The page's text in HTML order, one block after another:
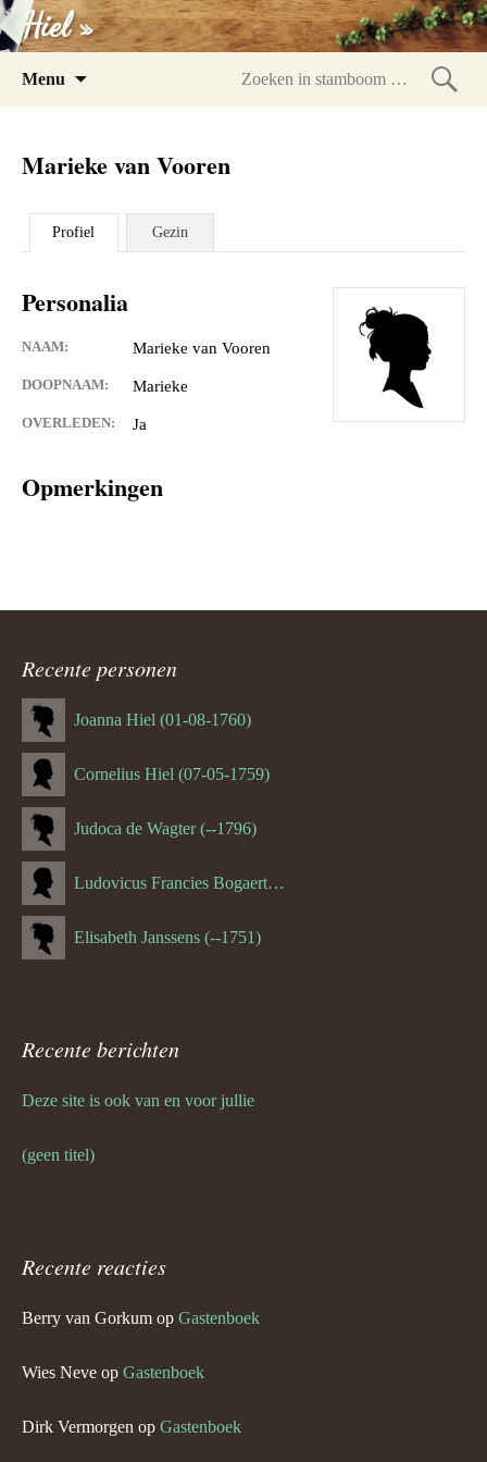
Hiel »
Menu
Marieke van Vooren
Profiel Gezin
Personalia
NAAM: Marieke van Vooren
DOOPNAAM: Marieke
OVERLEDEN: Ja
Opmerkingen
Recente personen
Joanna Hiel (01-08-1760)
Cornelius Hiel (07-05-1759)
Judoca de Wagter (--1796)
Ludovicus Francies Bogaert (--1825)
Elisabeth Janssens (--1751)
Recente berichten
Deze site is ook van en voor jullie
(geen titel)
Recente reacties
Berry van Gorkum op Gastenboek
Wies Neve op Gastenboek
Dirk Vermorgen op Gastenboek